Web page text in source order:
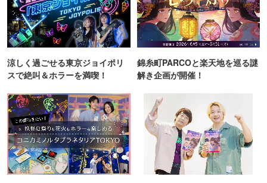
涼しく過ごせる東京ジョイポリ
スで絶叫＆ホラーを満喫！
錦糸町PARCOと楽天地を巡る謎
解き企画が開催！